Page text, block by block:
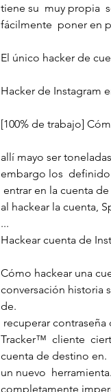
tiene su  muy propia
fácilmente  poner en
El único hacker de
Hacker de Instagram
[100% de trabajo]
allí mayo ser
embargo los  definido
al hackear la cuenta,
...
Hackear cuenta de
Cómo hackear una
conversación historia
de.
Tracker™  cliente
cuenta de destino en.
un nuevo
completamente